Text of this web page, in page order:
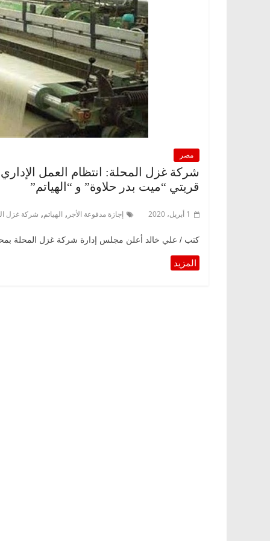
مصر
شركة غزل المحلة: انتظام العمل الإداري
قريتي “ميت بدر حلاوة” و “الهياتم”
1 أبريل، 2020 إجازة مدفوعة الأجر , الهياتم, شركة غزل
كتب / علي خالد أعلن مجلس إدارة شركة غزل المحلة